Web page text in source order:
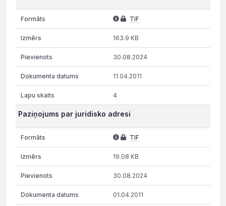
TIF
163.9 KB
30.08.2024
11.04.2011
4
Paziņojums par juridisko adresi
TIF
19.08 KB
30.08.2024
01.04.2011